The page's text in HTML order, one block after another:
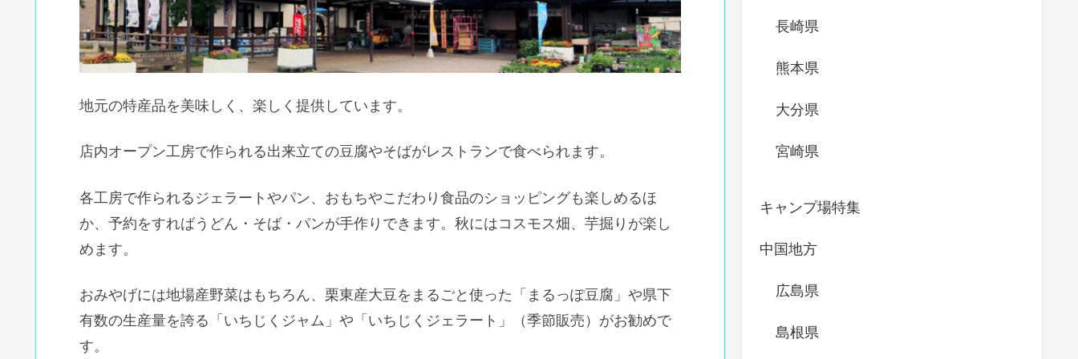
地元の特産品を美味しく、楽しく提供しています。
店内オープン工房で作られる出来立ての豆腐やそばがレストランで食べられます。
各工房で作られるジェラートやパン、おもちやこだわり食品のショッピングも楽しめるほ
か、予約をすればうどん・そば・パンが手作りできます。秋にはコスモス畑、芋掘りが楽し
めます。
おみやげには地場産野菜はもちろん、栗東産大豆をまるごと使った「まるっぽ豆腐」や県下
有数の生産量を誇る「いちじくジャム」や「いちじくジェラート」（季節販売）がお勧めで
す。
長崎県
熊本県
大分県
宮崎県
キャンプ場特集
中国地方
広島県
島根県